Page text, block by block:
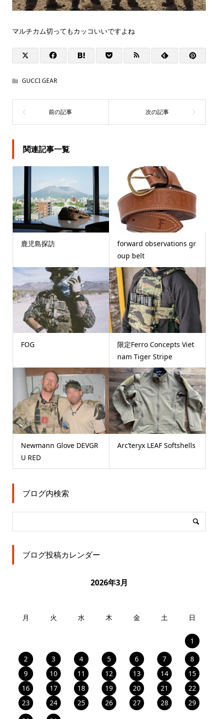
マルチカム切ってもカッコいいですよね
GUCCI GEAR
関連記事一覧
鹿児島探訪
forward observations gr
oup belt
FOG
限定Ferro Concepts Viet
nam Tiger Stripe
Newmann Glove DEVGR
U RED
Arc’teryx LEAF Softshells
ブログ内検索
ブログ投稿カレンダー
2026年3月
月 火 水 木 金 土 日
1
2
3 4 5 6 7
8
9
10 11 12 13 14
15
16
17 18 19 20 21
22
23
24 25 26 27 28
29